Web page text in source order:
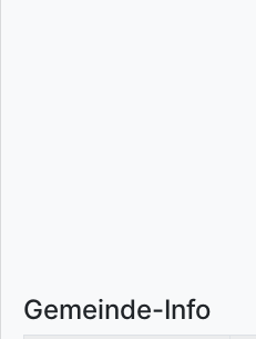
Gemeinde-Info